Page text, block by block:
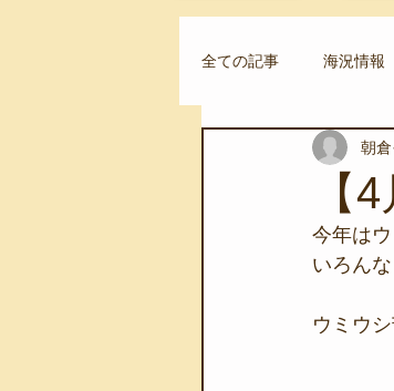
全ての記事 海況情報
スノーケリングツア
伊豆
自然体験学習
【
朝倉
今年はウ
いろん
ウミウ